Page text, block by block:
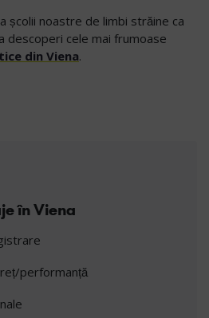
școlii noastre de limbi străine ca
descoperi cele mai frumoase
din Viena.
în Viena
performanță